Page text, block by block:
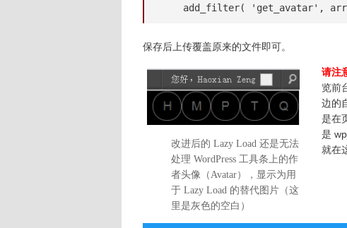
add_filter( 'get_avatar',
保存后上传覆盖原来的文件即可。
改进后的 Lazy Load 还是无法
处理 WordPress 工具条上的作
者头像（Avatar），显示为用
于 Lazy Load 的替代图片（这
里是灰色的空白）
请注
览前
边的
是在
是
就在